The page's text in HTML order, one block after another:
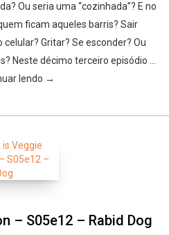
Ou seria uma “cozinhada”? E no
ficam aqueles barris? Sair
Gritar? Se esconder? Ou
Neste décimo terceiro episódio …
lendo →
– S05e12 – Rabid Dog